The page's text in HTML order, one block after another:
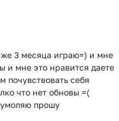
3 месяца играю=) и мне
и мне это нравится даете
почувствовать себя
что нет обновы =(
умоляю прошу